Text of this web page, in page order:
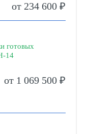
от 234 600 ₽
готовых
14
от 1 069 500 ₽